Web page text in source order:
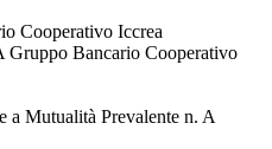
Cooperativo Iccrea
Gruppo Bancario Cooperativo
a Mutualità Prevalente n. A